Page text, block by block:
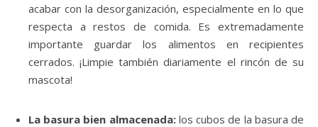
acabar con la desorganización, especialmente en lo que
respecta a restos de comida. Es extremadamente
importante guardar los alimentos en recipientes
cerrados. ¡Limpie también diariamente el rincón de su
mascota!
La basura bien almacenada:los cubos de la basura de